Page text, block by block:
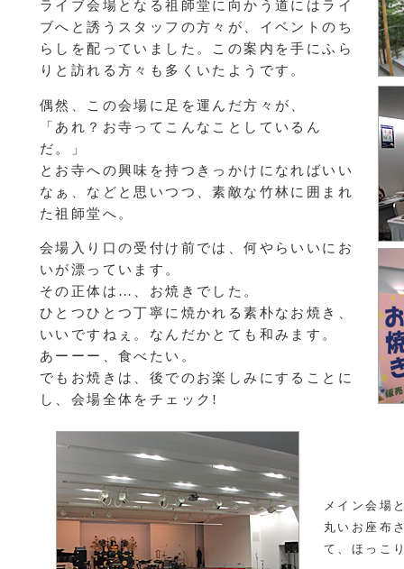
ライブ会場となる祖師堂に向かう道にはライ
ブへと誘うスタッフの方々が、イベントのち
らしを配っていました。この案内を手にふら
りと訪れる方々も多くいたようです。
偶然、この会場に足を運んだ方々が、
「あれ？お寺ってこんなことしているん
だ。」
とお寺への興味を持つきっかけになればいい
なぁ、などと思いつつ、素敵な竹林に囲まれ
た祖師堂へ。
会場入り口の受付け前では、何やらいいにお
いが漂っています。
その正体は…、お焼きでした。
ひとつひとつ丁寧に焼かれる素朴なお焼き、
いいですねぇ。なんだかとても和みます。
あーーー、食べたい。
でもお焼きは、後でのお楽しみにすることに
し、会場全体をチェック!
メイン会場
丸いお座布
て、ほっこ